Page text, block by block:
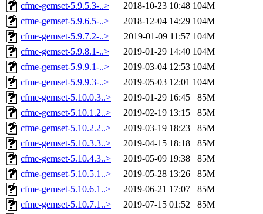
cfme-gemset-5.9.5.3-..>
2018-10-23 10:48 104M
cfme-gemset-5.9.6.5-..>
2018-12-04 14:29 104M
cfme-gemset-5.9.7.2-..>
2019-01-09 11:57 104M
cfme-gemset-5.9.8.1-..>
2019-01-29 14:40 104M
cfme-gemset-5.9.9.1-..>
2019-03-04 12:53 104M
cfme-gemset-5.9.9.3-..>
2019-05-03 12:01 104M
cfme-gemset-5.10.0.3..>
2019-01-29 16:45
85M
cfme-gemset-5.10.1.2..>
2019-02-19 13:15
85M
cfme-gemset-5.10.2.2..>
2019-03-19 18:23
85M
cfme-gemset-5.10.3.3..>
2019-04-15 18:18
85M
cfme-gemset-5.10.4.3..>
2019-05-09 19:38
85M
cfme-gemset-5.10.5.1..>
2019-05-28 13:26
85M
cfme-gemset-5.10.6.1..>
2019-06-21 17:07
85M
cfme-gemset-5.10.7.1..>
2019-07-15 01:52
85M